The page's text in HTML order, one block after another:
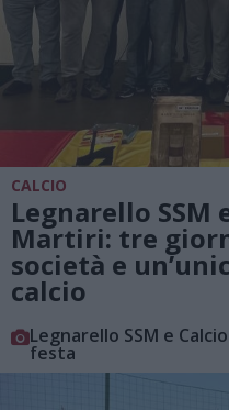
CALCIO
Legnarello SSM
Martiri: tre
società e
calcio
Legnarello SSM e
festa